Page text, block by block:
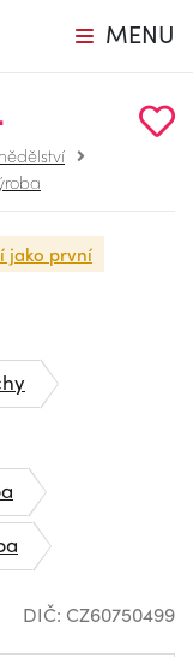
MENU
jako první
DIČ: CZ60750499